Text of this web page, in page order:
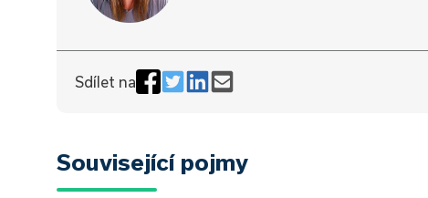
Sdílet na
Související pojmy